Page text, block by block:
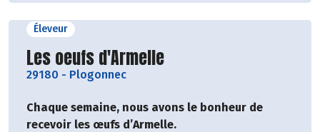
Éleveur
Découvrir le producteur
Les oeufs d'Armelle
29180 - Plogonnec
Chaque semaine, nous avons le bonheur de
recevoir les œufs d’Armelle.